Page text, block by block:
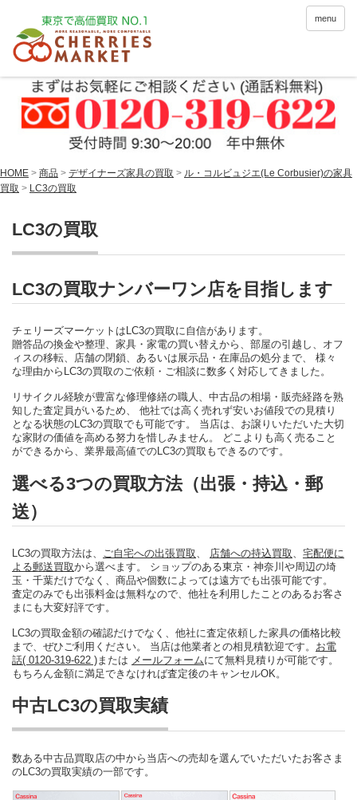
menu
HOME > 商品 > デザイナーズ家具の買取 > ル・コルビュジエ(Le Corbusier)の家具
買取 > LC3の買取
LC3の買取
LC3の買取ナンバーワン店を目指します
チェリーズマーケットはLC3の買取に自信があります。
贈答品の換金や整理、家具・家電の買い替えから、部屋の引越し、オフ
ィスの移転、店舗の閉鎖、あるいは展示品・在庫品の処分まで、 様々
な理由からLC3の買取のご依頼・ご相談に数多く対応してきました。
リサイクル経験が豊富な修理修繕の職人、中古品の相場・販売経路を熟
知した査定員がいるため、 他社では高く売れず安いお値段での見積り
となる状態のLC3の買取でも可能です。 当店は、お譲りいただいた大切
な家財の価値を高める努力を惜しみません。 どこよりも高く売ること
ができるから、業界最高値でのLC3の買取もできるのです。
選べる3つの買取方法（出張・持込・郵
送）
LC3の買取方法は、 ご自宅への出張買取 店舗への持込買取
宅配便に
よる郵送買取から選べます。 ショップのある東京・神奈川や周辺の埼
玉・千葉だけでなく、商品や個数によっては遠方でも出張可能です。
査定のみでも出張料金は無料なので、他社を利用したことのあるお客さ
まにも大変好評です。
LC3の買取金額の確認だけでなく、他社に査定依頼した家具の価格比較
まで、ぜひご利用ください。 当店は他業者との相見積歓迎です。 お電
話( 0120-319-622 ) または メールフォームにて無料見積りが可能です。
もちろん金額に満足できなければ査定後のキャンセルOK。
中古LC3の買取実績
数ある中古品買取店の中から当店への売却を選んでいただいたお客さま
のLC3の買取実績の一部です。